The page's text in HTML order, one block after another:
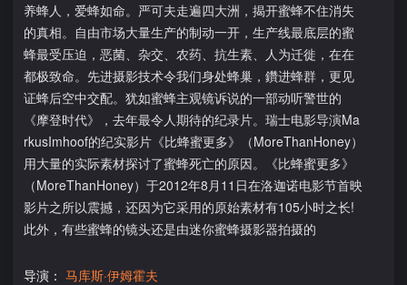
养蜂人，爱蜂如命。严可夫走遍四大洲，揭开蜜蜂不住消失
的真相。自由市场大量生产的制动一开，生产线最底层的蜜
蜂最受压迫，恶菌、杂交、农药、抗生素、人为迁徙，在在
都极致命。先进摄影技术令我们身处蜂巢，鑽进蜂群，更见
证蜂后空中交配。犹如蜜蜂主观镜诉说的一部动听警世的
《摩登时代》，去年最令人期待的纪录片。瑞士电影导演Ma
rkusImhoof的纪实影片《比蜂蜜更多》（MoreThanHoney）
用大量的实际素材探讨了蜜蜂死亡的原因。《比蜂蜜更多》
（MoreThanHoney）于2012年8月11日在洛迦诺电影节首映
影片之所以震撼，还因为它采用的原始素材有105小时之长!
此外，有些蜜蜂的镜头还是由迷你蜜蜂摄影器拍摄的
导演： 马库斯·伊姆霍夫